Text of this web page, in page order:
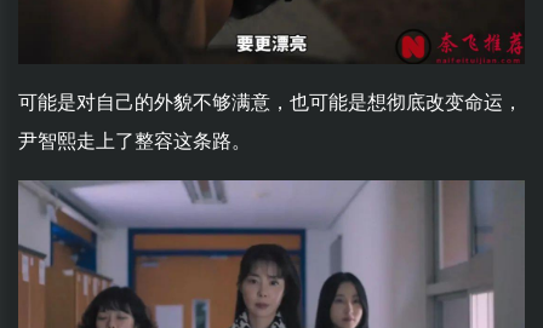
可能是对自己的外貌不够满意，也可能是想彻底改变命运，
尹智熙走上了整容这条路。